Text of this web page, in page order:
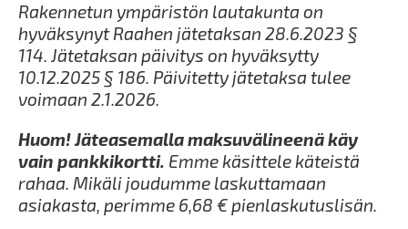
Rakennetun ympäristön lautakunta on
hyväksynyt Raahen jätetaksan 28.6.2023 §
114. Jätetaksan päivitys on hyväksytty
10.12.2025 § 186. Päivitetty jätetaksa tulee
voimaan 2.1.2026.
Huom! Jäteasemalla maksuvälineenä käy
vain pankkikortti. Emme käsittele käteistä
rahaa. Mikäli joudumme laskuttamaan
asiakasta, perimme 6,68 € pienlaskutuslisän.